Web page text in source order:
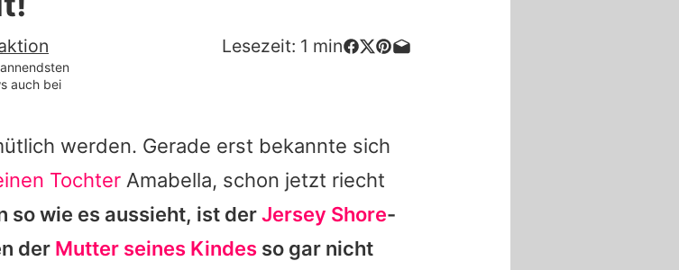
Lesezeit: 1 min
auch bei
werden. Gerade erst bekannte sich
Tochter Amabella, schon jetzt riecht
so wie es aussieht, ist derJersey Shore-
der Mutter seines Kindes so gar nicht